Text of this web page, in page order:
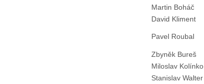
Martin Boháč
David Kliment
Pavel Roubal
Zbyněk Bureš
Miloslav Kolínko
Stanislav Walter